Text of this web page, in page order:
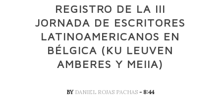
REGISTRO DE LA III
JORNADA DE ESCRITORES
LATINOAMERICANOS EN
BÉLGICA (KU LEUVEN
AMBERES Y MEIIA)
BY DANIEL ROJAS PACHAS - 8:44